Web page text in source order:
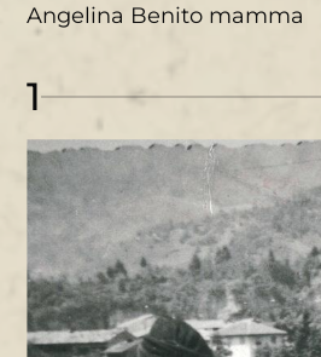
Angelina Benito mamma
1